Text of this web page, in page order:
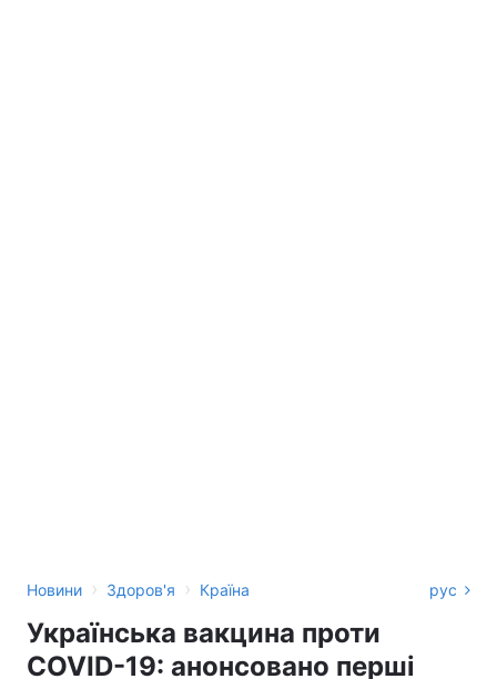
Новини › Здоров'я › Країна рус
Українська вакцина проти
COVID-19: анонсовано перші